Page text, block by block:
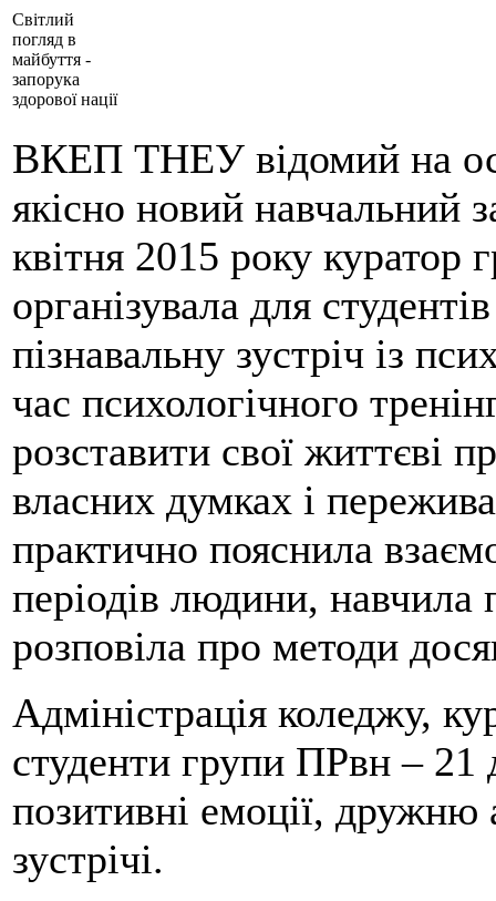
Світлий
погляд в
майбуття -
запорука
здорової нації
ВКЕП ТНЕУ відомий на
якісно новий навчальний
квітня 2015 року
організувала для
пізнавальну зустріч із
час психологічного
розставити свої життєві
власних думках і
практично пояснила
періодів людини, навчила
розповіла про методи
Адміністрація коледжу,
студенти групи ПРвн – 21
позитивні емоції,
зустрічі.